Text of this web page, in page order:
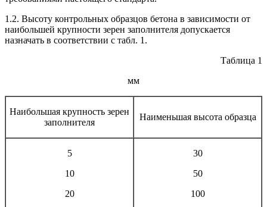
1.2. Высоту контрольных образцов бетона в зависимости от
наибольшей крупности зерен заполнителя допускается
назначать в соответствии с табл. 1.
Таблица 1
мм
Наибольшая крупность зерен
заполнителя
Наименьшая высота образца
5
10
20
30
50
100